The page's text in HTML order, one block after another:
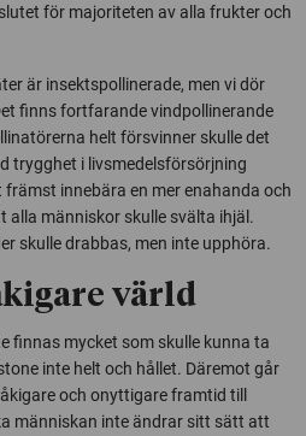
för majoriteten av alla frukter och
är insektspollinerade, men vi dör
finns fortfarande vindpollinerande
helt försvinner skulle det
trygghet i livsmedelsförsörjning
främst innebära en mer enahanda och
människor skulle svälta ihjäl.
skulle drabbas, men inte upphöra.
värld
finnas mycket som skulle kunna ta
inte helt och hållet. Däremot går
och onyttigare framtid till
människan inte ändrar sitt sätt att